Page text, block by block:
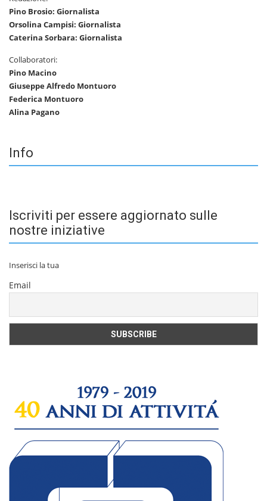
Pino Brosio: Giornalista
Orsolina Campisi: Giornalista
Caterina Sorbara: Giornalista
Collaboratori:
Pino Macino
Giuseppe Alfredo Montuoro
Federica Montuoro
Alina Pagano
Info
Iscriviti per essere aggiornato sulle
nostre iniziative
Inserisci la tua
Email